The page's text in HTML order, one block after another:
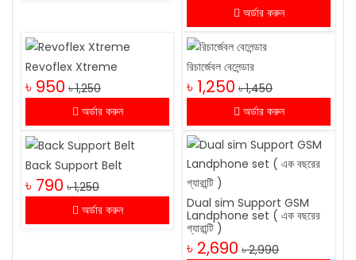
অর্ডার করুন
Revoflex Xtreme
৳ 950 ৳ 1,250
অর্ডার করুন
রিচার্জেবল বেলেন্ডার
৳ 1,250 ৳ 1,450
অর্ডার করুন
Back Support Belt
৳ 790 ৳ 1,250
অর্ডার করুন
Dual sim Support GSM
Landphone set ( এক বছরের
গ্যারান্টি )
৳ 2,690 ৳ 2,990